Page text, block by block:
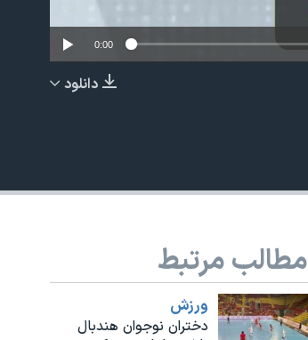
EMBED
0:00
دانلود
مطالب مرتبط
ورزش
دختران نوجوان هندبال